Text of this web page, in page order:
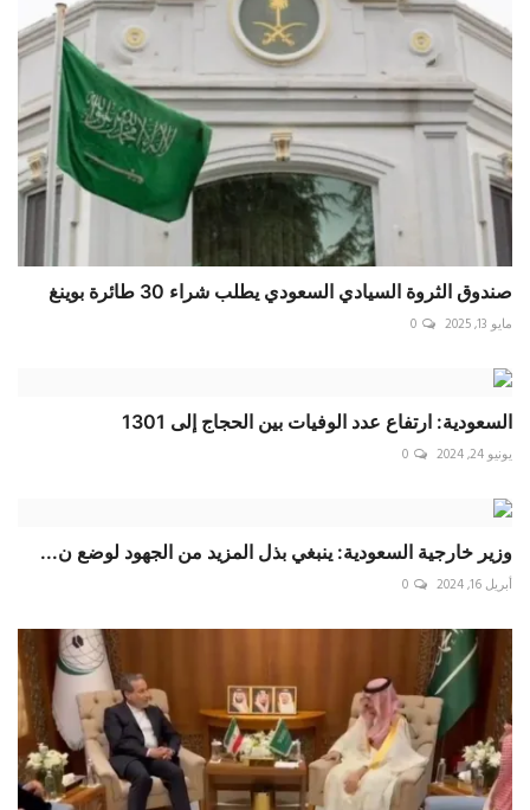
صندوق الثروة السيادي السعودي يطلب شراء 30 طائرة بوينغ
مايو 13, 2025 0
السعودية: ارتفاع عدد الوفيات بين الحجاج إلى 1301
يونيو 24, 2024 0
وزير خارجية السعودية: ينبغي بذل المزيد من الجهود لوضع ن...
أبريل 16, 2024 0